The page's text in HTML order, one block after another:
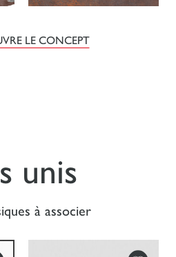
LE CONCEPT
unis
à associer